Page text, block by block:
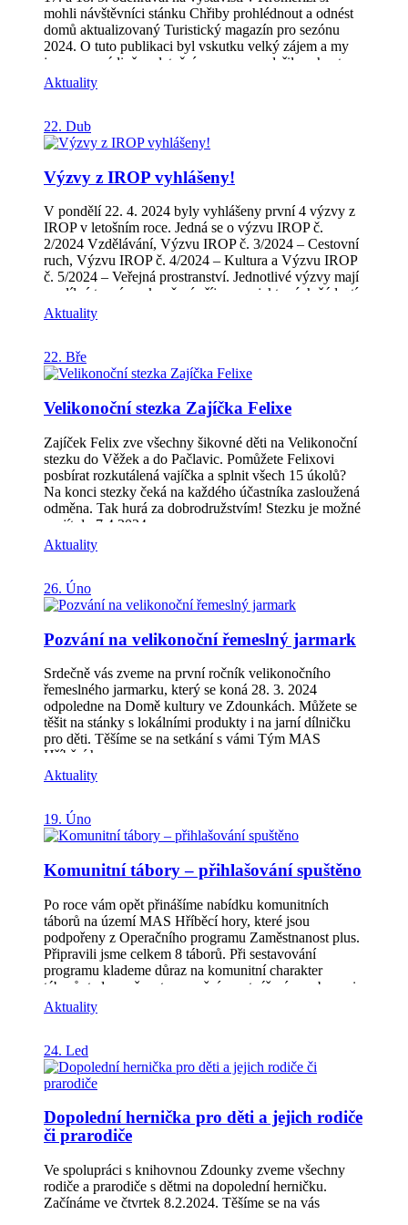
mohli návštěvníci stánku Chřiby prohlédnout a odnést
domů aktualizovaný Turistický magazín pro sezónu
2024. O tuto publikaci byl vskutku velký zájem a my
jsme moc rádi, že v letošním roce se podařilo sehnat
sponzory, díky kterým jsme mohli tuto brožurku vydat
ve vyšším nákladu než v minulém roce. Mezi sponzory
regionu. Magazín je samozřejmě dostupné také ke
stažení v pdf verzi. Naleznete ho v sekci: „Z našeho
Zpravodaj MAS | MAS Hříběcí hory (hribecihory.cz)
poznávaní nových koutů Hříběcích hor!
Aktuality
22. Dub
Výzvy z IROP vyhlášeny!
V pondělí 22. 4. 2024 byly vyhlášeny první 4 výzvy z
IROP v letošním roce. Jedná se o výzvu IROP č.
2/2024 Vzdělávání, Výzvu IROP č. 3/2024 – Cestovní
ruch, Výzvu IROP č. 4/2024 – Kultura a Výzvu IROP
č. 5/2024 – Veřejná prostranství. Jednotlivé výzvy mají
rozdílné termíny ukončení příjmu projektových žádostí
a brzy budou uveřejněny případné termíny seminářů
pro žadatele. Aktuální informace najdete na odkazech u
(hribecihory.cz) – nabídka vpravo. V případě
jakýchkoli dotazů neváhejte kontaktovat: Manažerku
583E-mail: veronika.zborilova@hribecihory.cz Věříme,
skvělými projekty, které budou mít hladký průběh
realizace. Přejeme hodně štěstí budoucím žadatelům.
Aktuality
22. Bře
Velikonoční stezka Zajíčka Felixe
Zajíček Felix zve všechny šikovné děti na Velikonoční
stezku do Věžek a do Pačlavic. Pomůžete Felixovi
posbírat rozkutálená vajíčka a splnit všech 15 úkolů?
Na konci stezky čeká na každého účastníka zasloužená
odměna. Tak hurá za dobrodružstvím! Stezku je možné
projít do 7.4.2024.
Aktuality
26. Úno
Pozvání na velikonoční řemeslný jarmark
Srdečně vás zveme na první ročník velikonočního
řemeslného jarmarku, který se koná 28. 3. 2024
odpoledne na Domě kultury ve Zdounkách. Můžete se
těšit na stánky s lokálními produkty i na jarní dílničku
pro děti. Těšíme se na setkání s vámi Tým MAS
Hříběcí hory
Aktuality
19. Úno
Komunitní tábory – přihlašování spuštěno
Po roce vám opět přinášíme nabídku komunitních
táborů na území MAS Hříběcí hory, které jsou
podpořeny z Operačního programu Zaměstnanost plus.
Připravili jsme celkem 8 táborů. Při sestavování
programu klademe důraz na komunitní charakter
táborů, tedy možnost upevnění a vytváření vazeb mezi
dětmi a jejich rodinami v místě, kde žijí, nebo v
komunitách, kde jsou aktivní (např. různá zájmová
jsou všeobecně zaměřené a na děti čeká spousta zábavy
při plnění zábavných i logických úkolů, sportování na
hřištích, pobyt v přírodě. Nebudou chybět výlety,
hry a další aktivity. Přihlášky na tábory najdete pod
tímto odkazem: Komunitní tábory – Poznejte Hříběcí
Aktuality
24. Led
Dopolední hernička pro děti a jejich rodiče
či prarodiče
Ve spolupráci s knihovnou Zdounky zveme všechny
rodiče a prarodiče s dětmi na dopolední herničku.
Začínáme ve čtvrtek 8.2.2024. Těšíme se na vás